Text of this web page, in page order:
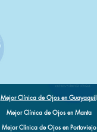
Mejor Clínica de Ojos en Guayaquil
Mejor Clínica de Ojos en Manta
Mejor Clínica de Ojos en Portoviejo